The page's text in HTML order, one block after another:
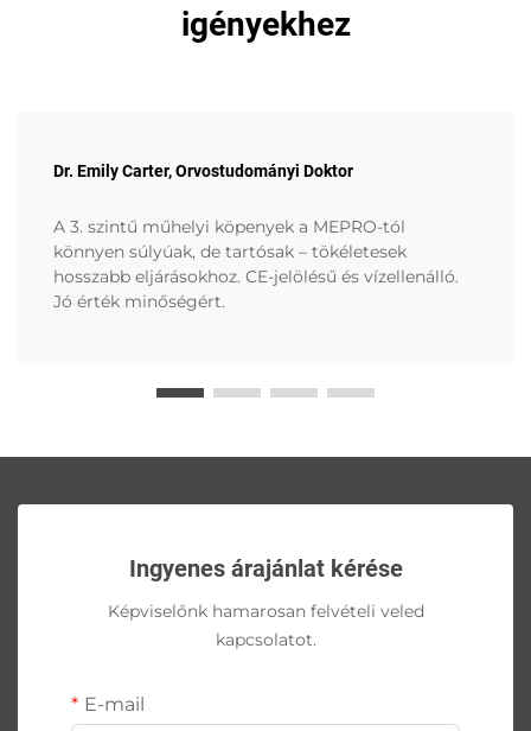
igényekhez
Dr. Emily Carter, Orvostudományi Doktor
A 3. szintű műhelyi köpenyek a MEPRO-tól
könnyen súlyúak, de tartósak – tökéletesek
hosszabb eljárásokhoz. CE-jelölésű és vízellenálló.
Jó érték minőségért.
Ingyenes árajánlat kérése
Képviselőnk hamarosan felvételi veled
kapcsolatot.
E-mail